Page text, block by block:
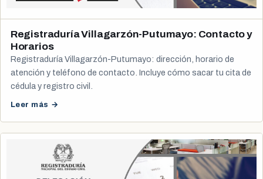
Registraduría Villagarzón-Putumayo: Contacto y
Horarios
Registraduría Villagarzón-Putumayo: dirección, horario de
atención y teléfono de contacto. Incluye cómo sacar tu cita de
cédula y registro civil.
Leer más →